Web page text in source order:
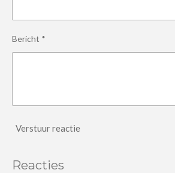
Bericht *
Verstuur reactie
Reacties